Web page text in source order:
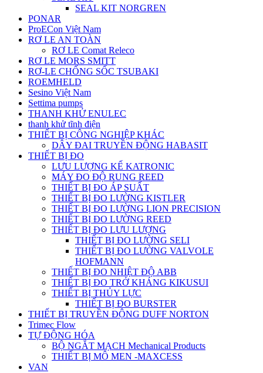
SEAL KIT NORGREN
PONAR
ProECon Việt Nam
RƠ LE AN TOÀN
RƠ LE Comat Releco
RƠ LE MORS SMITT
RƠ-LE CHỐNG SỐC TSUBAKI
ROEMHELD
Sesino Việt Nam
Settima pumps
THANH KHỬ ENULEC
thanh khử tĩnh điện
THIẾT BỊ CÔNG NGHIỆP KHÁC
DÂY ĐAI TRUYỀN ĐỘNG HABASIT
THIẾT BỊ ĐO
LƯU LƯỢNG KẾ KATRONIC
MÁY ĐO ĐỘ RUNG REED
THIẾT BỊ ĐO ÁP SUẤT
THIẾT BỊ ĐO LƯỜNG KISTLER
THIẾT BỊ ĐO LƯỜNG LION PRECISION
THIẾT BỊ ĐO LƯỜNG REED
THIẾT BỊ ĐO LƯU LƯỢNG
THIẾT BỊ ĐO LƯỜNG SELI
THIẾT BỊ ĐO LƯỜNG VALVOLE
HOFMANN
THIẾT BỊ ĐO NHIỆT ĐỘ ABB
THIẾT BỊ ĐO TRỞ KHÁNG KIKUSUI
THIẾT BỊ THỦY LỰC
THIẾT BỊ ĐO BURSTER
THIẾT BỊ TRUYỀN ĐỘNG DUFF NORTON
Trimec Flow
TỰ ĐỘNG HÓA
BỘ NGẮT MẠCH Mechanical Products
THIẾT BỊ MÔ MEN -MAXCESS
VAN